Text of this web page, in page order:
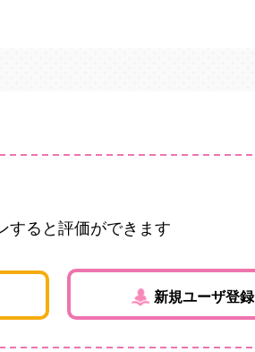
すると評価ができます
新規ユーザ登録